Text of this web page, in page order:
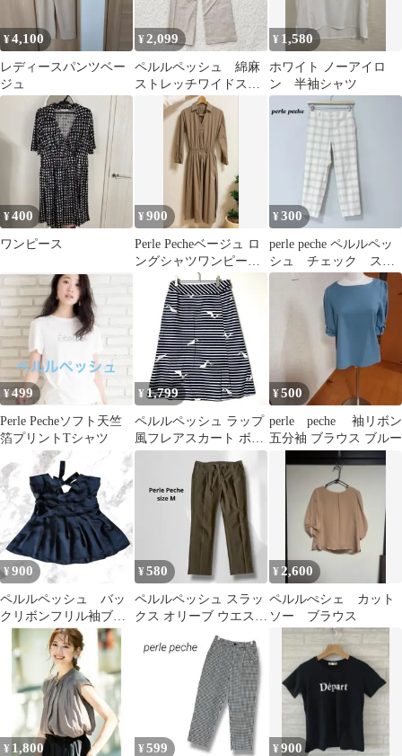
¥4,100
レディースパンツベー
ジュ
¥2,099
ペルルペッシュ 綿麻
ストレッチワイドスト
レートパンツ F ベー
ジュ 美尻 美脚
¥ 1,580
ホワイト ノーアイロ
ン 半袖シャツ
¥400
ワンピース
¥900
Perle Pecheベージュ ロ
ングシャツワンピース
サイズ38
¥300
perle peche ペルルペッ
シュ チェック スラ
ックス 日本製 アンク
¥499
Perle Pecheソフト天竺
箔プリントTシャツ
¥ 1,799
ペルルペッシュ ラップ
風フレアスカート ボー
ダー 鳥柄 日本製 綿
¥500
perle peche 袖リボン
五分袖 ブラウス ブルー
¥900
ペルルペッシュ バッ
クリボンフリル袖ブラ
ウス 38 ブラック
¥580
ペルルペッシュ スラッ
クス オリーブ ウエスト
ゴム ドローストリング
a3603
¥ 2,600
ペルルぺシェ カット
ソー ブラウス
¥ 1,800 ¥ 599 ¥900